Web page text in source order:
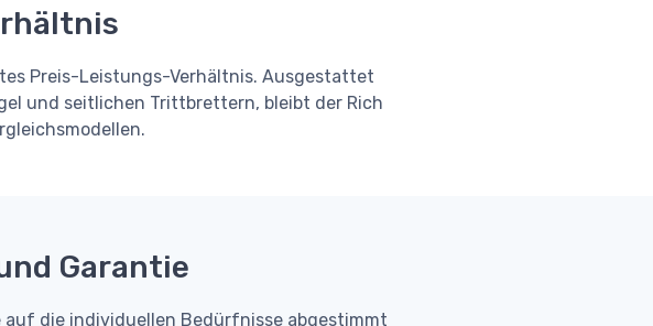
Preis-Leistungs-Verhältnis. Ausgestattet
und seitlichen Trittbrettern, bleibt der Rich
Garantie
auf die individuellen Bedürfnisse abgestimmt